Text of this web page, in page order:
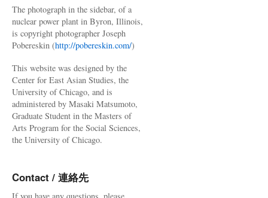
The photograph in the sidebar, of a
nuclear power plant in Byron, Illinois,
is copyright photographer Joseph
Pobereskin (http://pobereskin.com/)
This website was designed by the
Center for East Asian Studies, the
University of Chicago, and is
administered by Masaki Matsumoto,
Graduate Student in the Masters of
Arts Program for the Social Sciences,
the University of Chicago.
Contact / 連絡先